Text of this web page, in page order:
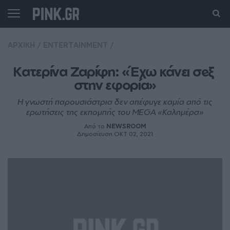
Κατερίνα Ζαρίφη: «Έχω κάνει σeξ
στην εφορία»
Η γνωστή παρουσιάστρια δεν απέφυγε καμία από τις
ερωτήσεις της εκπομπής του MEGA «Καλημέρα»
Από το NEWSROOM
Δημοσίευση ΟΚΤ 02, 2021